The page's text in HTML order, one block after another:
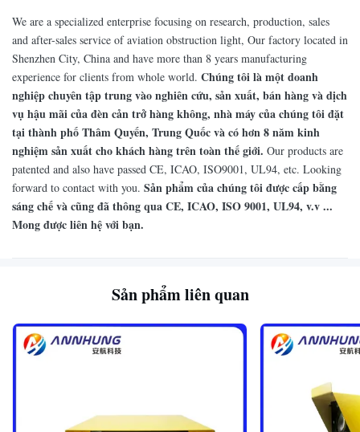
We are a specialized enterprise focusing on research, production, sales
and after-sales service of aviation obstruction light, Our factory located in
Shenzhen City, China and have more than 8 years manufacturing
experience for clients from whole world. Chúng tôi là một doanh
nghiệp chuyên tập trung vào nghiên cứu, sản xuất, bán hàng và dịch
vụ hậu mãi của đèn cản trở hàng không, nhà máy của chúng tôi đặt
tại thành phố Thâm Quyến, Trung Quốc và có hơn 8 năm kinh
nghiệm sản xuất cho khách hàng trên toàn thế giới. Our products are
patented and also have passed CE, ICAO, ISO9001, UL94, etc. Looking
forward to contact with you. Sản phẩm của chúng tôi được cấp bằng
sáng chế và cũng đã thông qua CE, ICAO, ISO 9001, UL94, v.v ...
Mong được liên hệ với bạn.
Sản phẩm liên quan